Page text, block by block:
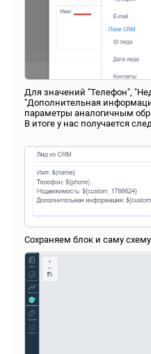
Для значений "Телефон",
"Дополнительная
параметры аналогичным
В итоге у нас получается
Сохраняем блок и саму